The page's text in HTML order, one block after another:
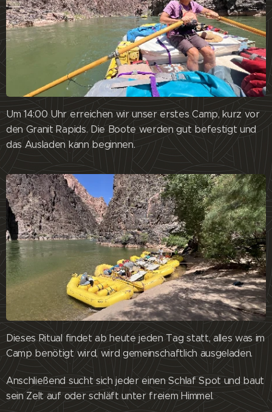
Um 14:00 Uhr erreichen wir unser erstes Camp, kurz vor
den Granit Rapids. Die Boote werden gut befestigt und
das Ausladen kann beginnen.
Dieses Ritual findet ab heute jeden Tag statt, alles was im
Camp benötigt wird, wird gemeinschaftlich ausgeladen.
Anschließend sucht sich jeder einen Schlaf Spot und baut
sein Zelt auf oder schläft unter freiem Himmel.